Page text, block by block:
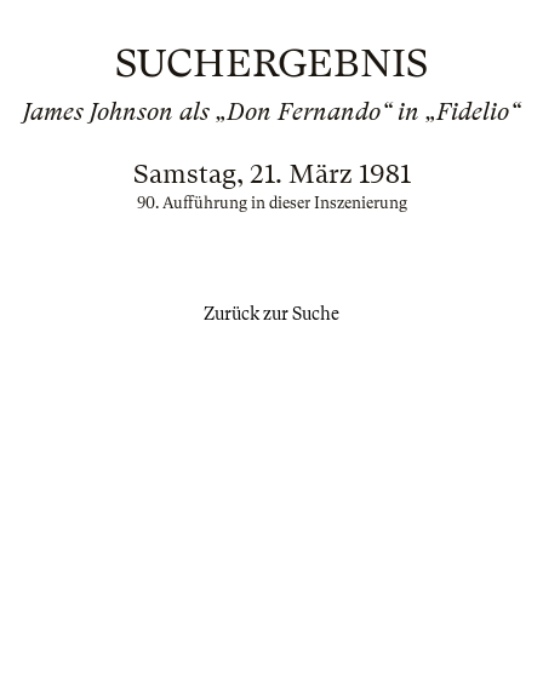
SUCHERGEBNIS
James Johnson als „Don Fernando“ in „Fidelio“
Samstag, 21. März 1981
90. Aufführung in dieser Inszenierung
Zurück zur Suche